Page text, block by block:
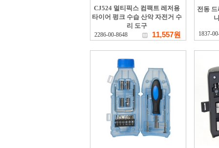
CJ524 멀티픽스 컴팩트 레저용
타이어 펑크 수습 산악 자전거 수
리 도구
2286-00-8648 11,557원
전동
1837-